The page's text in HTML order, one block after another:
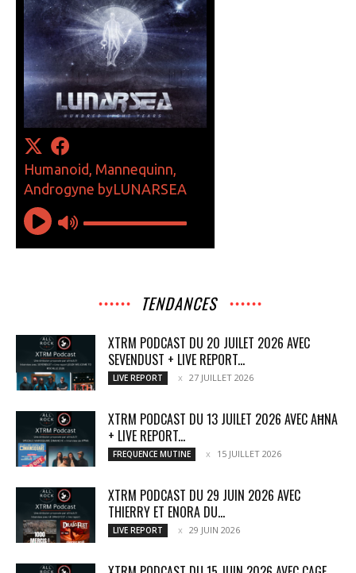
TENDANCES
XTRM PODCAST DU 20 JUILET 2026 AVEC
SEVENDUST + LIVE REPORT...
LIVE REPORT 27 JUILLET 2026
XTRM PODCAST DU 13 JUILET 2026 AVEC AĦNA
+ LIVE REPORT...
FREQUENCE MUTINE 15 JUILLET 2026
XTRM PODCAST DU 29 JUIN 2026 AVEC
THIERRY ET ENORA DU...
LIVE REPORT 29 JUIN 2026